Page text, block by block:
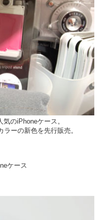
のiPhoneケース。
ーの新色を先行販売。
ケース